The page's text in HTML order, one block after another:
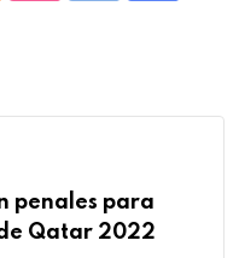
penales para
Qatar 2022